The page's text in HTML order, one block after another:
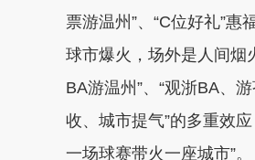
票游温州”、“C位好礼”
球市爆火，场外是人间烟
BA游温州”、“观浙BA、
收、城市提气”的多重效应
一场球赛带火一座城市”。